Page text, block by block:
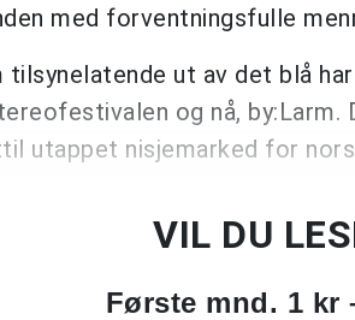
med forventningsfulle
tilsynelatende ut av det blå
og nå, by:Larm.
utappet nisjemarked for
VIL DU
Første mnd. 1